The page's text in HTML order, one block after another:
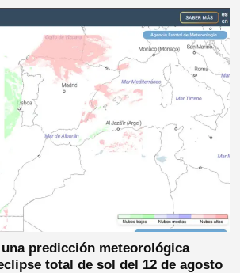
predicción meteorológica
total de sol del 12 de agosto